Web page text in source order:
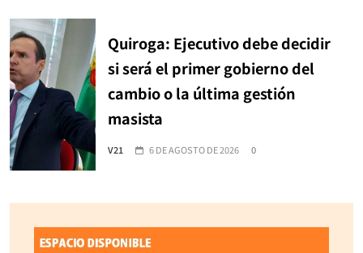
Quiroga: Ejecutivo debe decidir
si será el primer gobierno del
cambio o la última gestión
masista
V21 6 DE AGOSTO DE 2026 0